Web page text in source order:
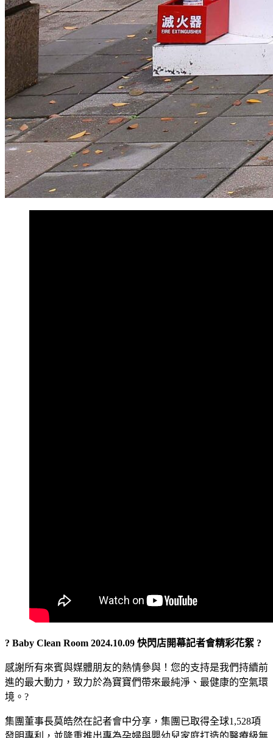
? Baby Clean Room 2024.10.09 快閃店開幕記者會精彩花絮 ?
感謝所有來賓與媒體朋友的熱情參與！您的支持是我們持續前
進的最大動力，致力於為寶寶們帶來最純淨、最健康的空氣環
境。?
集團董事長莫皓然在記者會中分享，集團已取得全球1,528項
發明專利，並隆重推出專為孕婦與嬰幼兒家庭打造的醫療級無